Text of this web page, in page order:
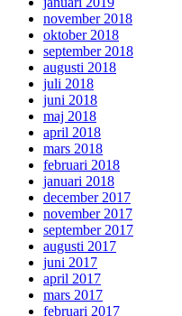
november 2018
oktober 2018
september 2018
augusti 2018
juli 2018
juni 2018
maj 2018
april 2018
mars 2018
februari 2018
januari 2018
december 2017
november 2017
september 2017
augusti 2017
juni 2017
april 2017
mars 2017
februari 2017